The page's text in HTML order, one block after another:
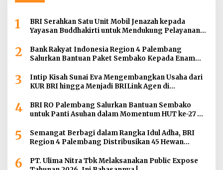
1
BRI Serahkan Satu Unit Mobil Jenazah kepada
Yayasan Buddhakirti untuk Mendukung Pelayanan
2
Bank Rakyat Indonesia Region 4 Palembang
Salurkan Bantuan Paket Sembako Kepada Enam
3
Intip Kisah Sunai Eva Mengembangkan Usaha dari
KUR BRI hingga Menjadi BRILink Agen di
4
BRI RO Palembang Salurkan Bantuan Sembako
untuk Panti Asuhan dalam Momentum HUT ke-27
5
Semangat Berbagi dalam Rangka Idul Adha, BRI
Region 4 Palembang Distribusikan 45 Hewan
Jambi dan Kepulauan Bangka
6
PT. Ulima Nitra Tbk Melaksanakan Public Expose